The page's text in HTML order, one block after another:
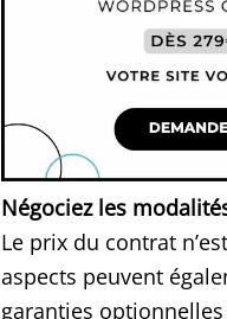
Négociez les
Le prix du contrat
aspects peuvent
garanties